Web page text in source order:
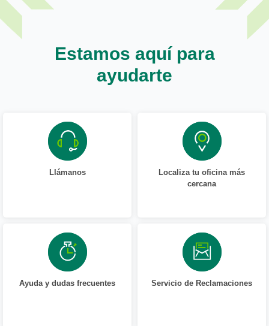
Estamos aquí para
ayudarte
Llámanos
Localiza tu oficina más
cercana
Ayuda y dudas frecuentes Servicio de Reclamaciones